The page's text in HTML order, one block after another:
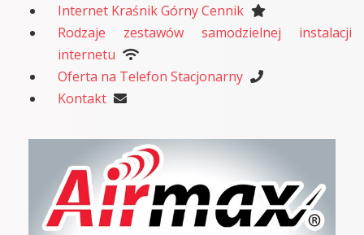
Internet Kraśnik Górny Cennik
Rodzaje zestawów samodzielnej instalacji
internetu
Oferta na Telefon Stacjonarny
Kontakt